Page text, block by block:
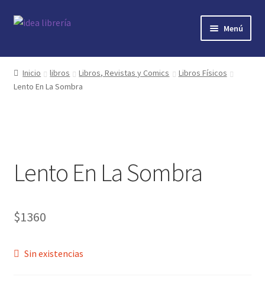
Ir
Ir
Menú
Inicio
contacto
nosotros
novedades
Inicio libros Libros, Revistas y Comics
Libros Físicos
Lento En La Sombra
Lento En La Sombra
$1360
Sin existencias